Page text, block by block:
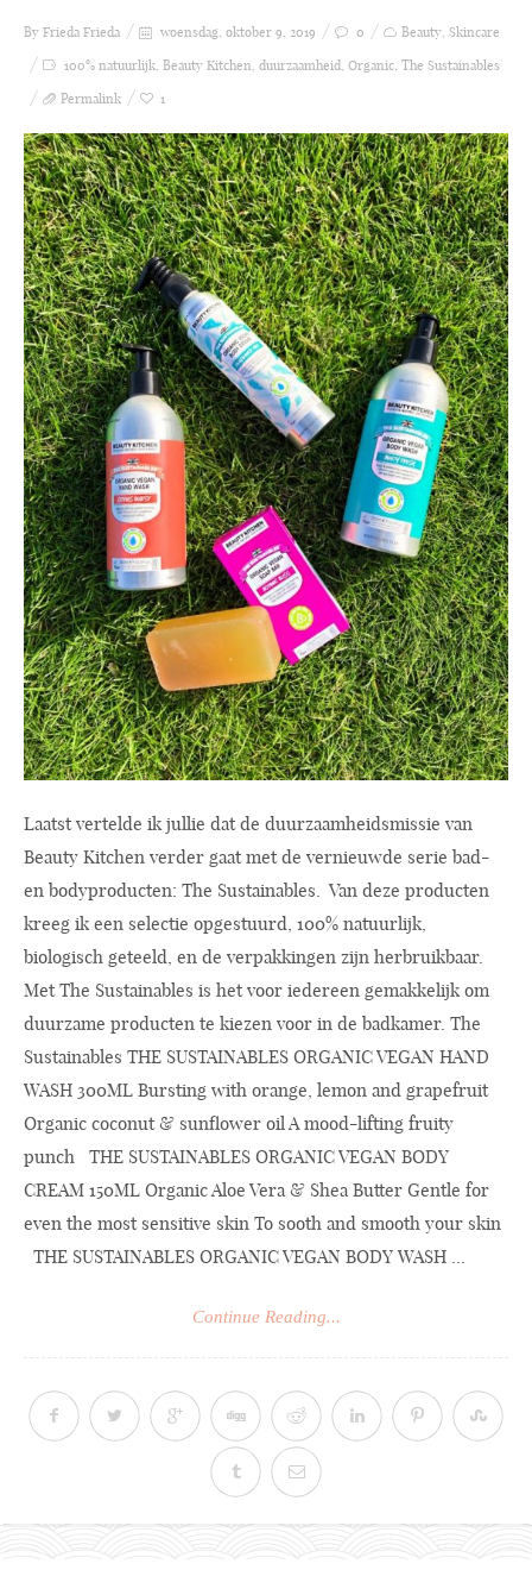
By Frieda Frieda woensdag, oktober 9, 2019 0 Beauty, Skincare
100% natuurlijk, Beauty Kitchen, duurzaamheid, Organic, The Sustainables
Permalink
1
Laatst vertelde ik jullie dat de duurzaamheidsmissie van
Beauty Kitchen verder gaat met de vernieuwde serie bad-
en bodyproducten: The Sustainables. Van deze producten
kreeg ik een selectie opgestuurd, 100% natuurlijk,
biologisch geteeld, en de verpakkingen zijn herbruikbaar.
Met The Sustainables is het voor iedereen gemakkelijk om
duurzame producten te kiezen voor in de badkamer. The
Sustainables THE SUSTAINABLES ORGANIC VEGAN HAND
WASH 300ML Bursting with orange, lemon and grapefruit
Organic coconut & sunflower oil A mood-lifting fruity
punch THE SUSTAINABLES ORGANIC VEGAN BODY
CREAM 150ML Organic Aloe Vera & Shea Butter Gentle for
even the most sensitive skin To sooth and smooth your skin
THE SUSTAINABLES ORGANIC VEGAN BODY WASH ...
Continue Reading...